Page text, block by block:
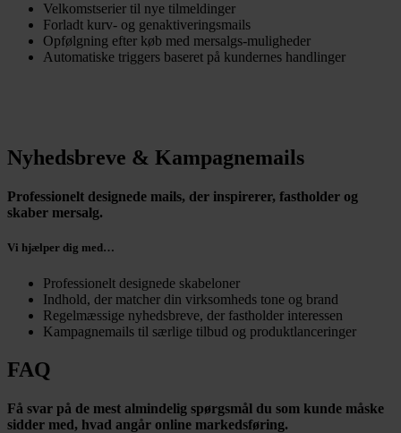
Velkomstserier til nye tilmeldinger
Forladt kurv- og genaktiveringsmails
Opfølgning efter køb med mersalgs-muligheder
Automatiske triggers baseret på kundernes handlinger
Nyhedsbreve & Kampagnemails
Professionelt designede mails, der inspirerer, fastholder og
skaber mersalg.
Vi hjælper dig med…
Professionelt designede skabeloner
Indhold, der matcher din virksomheds tone og brand
Regelmæssige nyhedsbreve, der fastholder interessen
Kampagnemails til særlige tilbud og produktlanceringer
FAQ
Få svar på de mest almindelig spørgsmål du som kunde måske
sidder med, hvad angår online markedsføring.